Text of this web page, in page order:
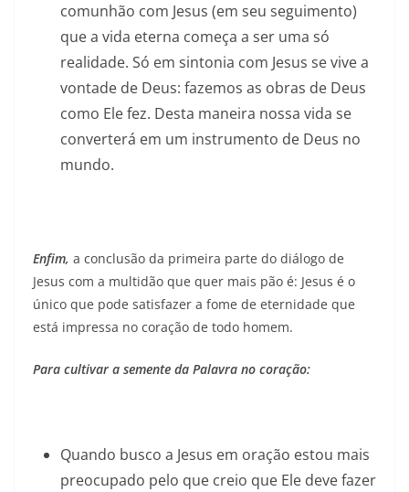
comunhão com Jesus (em seu seguimento)
que a vida eterna começa a ser uma só
realidade. Só em sintonia com Jesus se vive a
vontade de Deus: fazemos as obras de Deus
como Ele fez. Desta maneira nossa vida se
converterá em um instrumento de Deus no
mundo.
Enfim, a conclusão da primeira parte do diálogo de
Jesus com a multidão que quer mais pão é: Jesus é o
único que pode satisfazer a fome de eternidade que
está impressa no coração de todo homem.
Para cultivar a semente da Palavra no coração:
Quando busco a Jesus em oração estou mais
preocupado pelo que creio que Ele deve fazer